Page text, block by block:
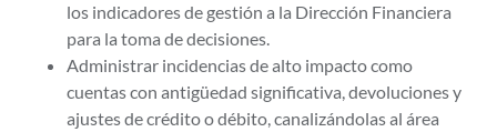
los indicadores de gestión a la Dirección Financiera
para la toma de decisiones.
Administrar incidencias de alto impacto como
cuentas con antigüedad significativa, devoluciones y
ajustes de crédito o débito, canalizándolas al área